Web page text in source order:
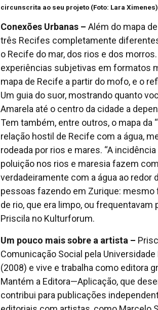
circunscrita ao seu projeto (Foto: Lara Ximenes)
Conexões Urbanas – Além do mapa
três Recifes completamente
o Recife do mar, dos rios e dos
experiências subjetivas em formatos
mapa de Recife a partir do mofo, e o
Um guia do suor, mostrando quanto
Amarela até o centro da cidade a
Tem também, entre outros, o mapa da
relação hostil de Recife com a água,
rodeada por rios e mares. “A
poluição nos rios e maresia fazem
verdadeiramente com a água ao redor
pessoas fazendo em Zurique: mesmo
de rio, que era limpo, ou frequentavam
Priscila no Kulturforum.
Um pouco mais sobre a artista –
Comunicação Social pela
(2008) e vive e trabalha como editora
Mantém a Editora—Aplicação, que
contribui para publicações